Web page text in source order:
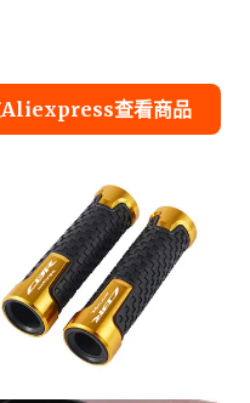
查看商品